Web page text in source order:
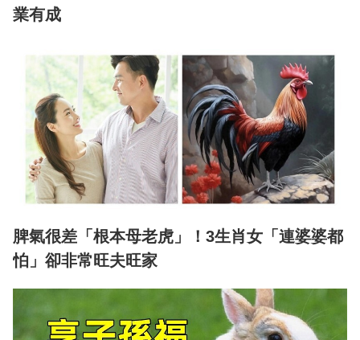
業有成
脾氣很差「根本母老虎」！3生肖女「連婆婆都
怕」卻非常旺夫旺家